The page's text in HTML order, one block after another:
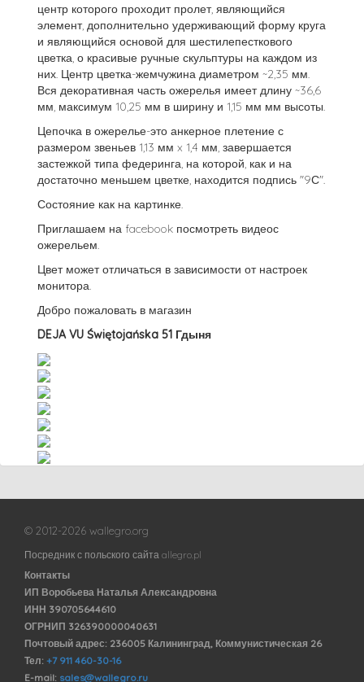
центр которого проходит пролет, являющийся
элемент, дополнительно удерживающий форму круга
и являющийся основой для шестилепесткового
цветка, о красивые ручные скульптуры на каждом из
них. Центр цветка-жемчужина диаметром ~2,35 мм.
Вся декоративная часть ожерелья имеет длину ~36,6
мм, максимум 10,25 мм в ширину и 1,15 мм мм высоты.
Цепочка в ожерелье-это анкерное плетение с
размером звеньев 1,13 мм x 1,4 мм, завершается
застежкой типа федеринга, на которой, как и на
достаточно меньшем цветке, находится подпись "9С".
Состояние как на картинке.
Приглашаем на facebook посмотреть видеос
ожерельем.
Цвет может отличаться в зависимости от настроек
монитора.
Добро пожаловать в магазин
DEJA VU Świętojańska 51 Гдыня
© 2012-2026 wallegro.org
Посредник с польского сайта allegro.pl
Контакты
ИП Воробьева Наталья Александровна
ИНН 390705644610
ОГРНИП 326390000040631
Почтовый адрес: 236005 Калининград, Коммунистическая 26
Тел: +7 911 460-30-16
E-mail: sales@wallegro.ru